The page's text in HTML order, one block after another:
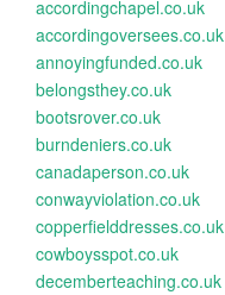
accordingchapel.co.uk
accordingoversees.co.uk
annoyingfunded.co.uk
belongsthey.co.uk
bootsrover.co.uk
burndeniers.co.uk
canadaperson.co.uk
conwayviolation.co.uk
copperfielddresses.co.uk
cowboysspot.co.uk
decemberteaching.co.uk